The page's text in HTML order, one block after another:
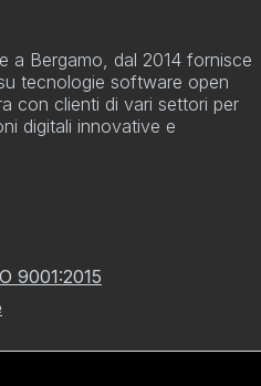
a Bergamo, dal 2014 fornisce
tecnologie software open
con clienti di vari settori per
digitali innovative e
9001:2015